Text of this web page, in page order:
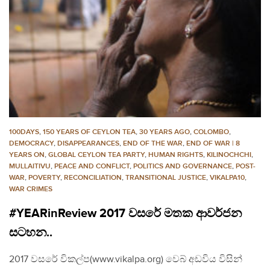
100DAYS, 150 YEARS OF CEYLON TEA, 30 YEARS AGO, COLOMBO,
DEMOCRACY, DISAPPEARANCES, END OF THE WAR, END OF WAR | 8
YEARS ON, GLOBAL CEYLON TEA PARTY, HUMAN RIGHTS, KILINOCHCHI,
MULLAITIVU, PEACE AND CONFLICT, POLITICS AND GOVERNANCE, POST-
WAR, POVERTY, RECONCILIATION, TRANSITIONAL JUSTICE, VIKALPA10,
WAR CRIMES
#YEARinReview 2017 වසරේ මතක ආවර්ජන
සටහන..
2017 වසරේ විකල්ප(www.vikalpa.org) වෙබ් අඩවිය විසින්